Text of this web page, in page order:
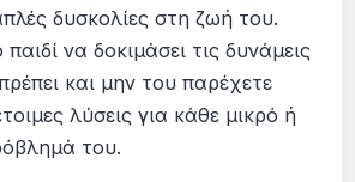
δυσκολίες στη ζωή του.
να δοκιμάσει τις δυνάμεις
και μην του παρέχετε
λύσεις για κάθε μικρό ή
του.